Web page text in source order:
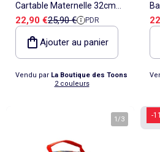
Cartable Maternelle 32cm
Gabby - Violet - 1
compartiment - 32x10x23cm
- Bagtrotter
Prix de vente
22,90 €Prix de référence
25,90 € PDR
Ajouter au panier
Vendu par La Boutique des Toons
2 couleurs
1/3 -